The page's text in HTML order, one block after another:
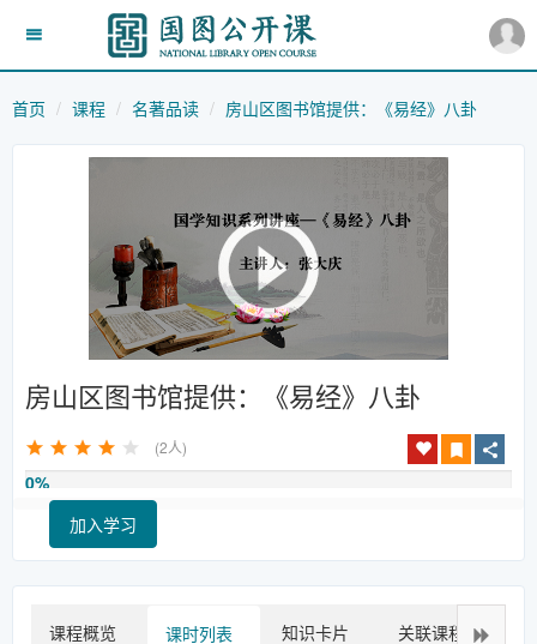
首页 课程 名著品读 房山区图书馆提供：《易经》八卦
房山区图书馆提供：《易经》八卦
(2人)
0%
加入学习
课程概览 课时列表 知识卡片 关联课程